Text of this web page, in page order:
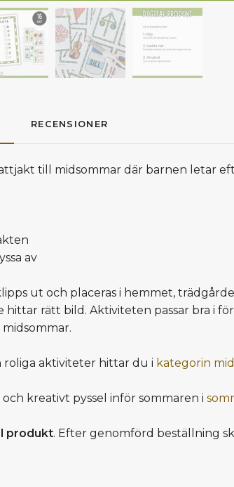
RECENSIONER
till midsommar där barnen letar
av
ut och placeras i hemmet,
hittar rätt bild. Aktiviteten passar bra i
roliga aktiviteter hittar du i kategorin
kreativt pyssel inför sommaren i
produkt. Efter genomförd beställning